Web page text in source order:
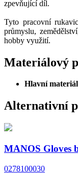
zpevňující díl.
Tyto pracovní
průmyslu,
hobby využití.
Materiálový
Hlavní
Alternativní
MANOS Gloves
0278100030